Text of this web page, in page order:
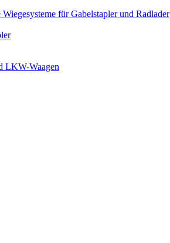
für Gabelstapler und Radlader
LKW-Waagen